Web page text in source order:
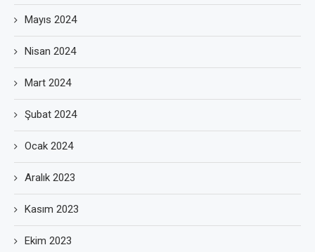
Mayıs 2024
Nisan 2024
Mart 2024
Şubat 2024
Ocak 2024
Aralık 2023
Kasım 2023
Ekim 2023